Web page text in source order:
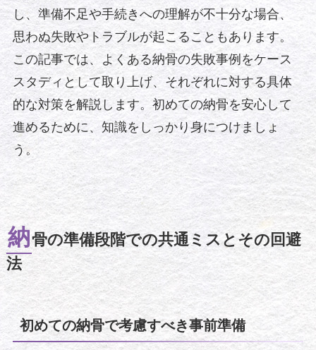
し、準備不足や手続きへの理解が不十分な場合、
思わぬ失敗やトラブルが起こることもあります。
この記事では、よくある納骨の失敗事例をケース
スタディとして取り上げ、それぞれに対する具体
的な対策を解説します。初めての納骨を安心して
進めるために、知識をしっかり身につけましょ
う。
納骨の準備段階での共通ミスとその回避
法
初めての納骨で考慮すべき事前準備